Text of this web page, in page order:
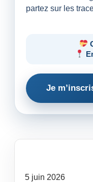
partez sur les
Je
5 juin 2026